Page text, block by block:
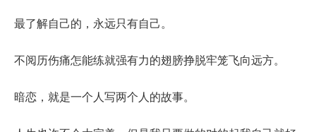
最了解自己的，永远只有自己。
不阅历伤痛怎能练就强有力的翅膀挣脱牢笼飞向远方。
暗恋，就是一个人写两个人的故事。